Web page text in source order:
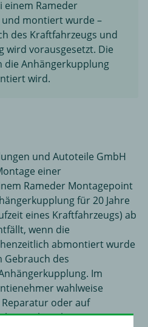
einem Rameder
montiert wurde –
des Kraftfahrzeugs und
wird vorausgesetzt. Die
die Anhängerkupplung
wird.
und Autoteile GmbH
einer
Rameder Montagepoint
für 20 Jahre
eines Kraftfahrzeugs) ab
wenn die
abmontiert wurde
Gebrauch des
Im
wahlweise
oder auf